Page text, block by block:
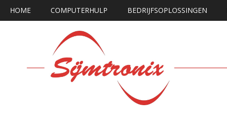
Hoofdmenu
HOME COMPUTERHULP BEDRIJFSOPLOSSINGEN